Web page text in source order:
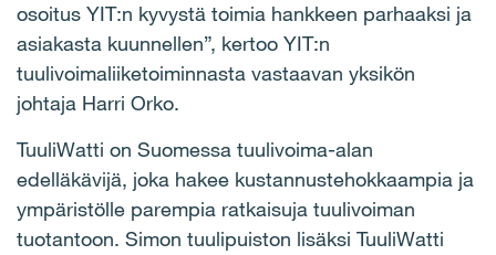
osoitus YIT:n kyvystä toimia hankkeen parhaaksi ja
asiakasta kuunnellen”, kertoo YIT:n
tuulivoimaliiketoiminnasta vastaavan yksikön
johtaja Harri Orko.
TuuliWatti on Suomessa tuulivoima-alan
edelläkävijä, joka hakee kustannustehokkaampia ja
ympäristölle parempia ratkaisuja tuulivoiman
tuotantoon. Simon tuulipuiston lisäksi TuuliWatti